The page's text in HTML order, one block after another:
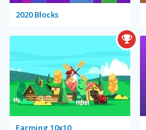
2020 Blocks
Farming 10x10